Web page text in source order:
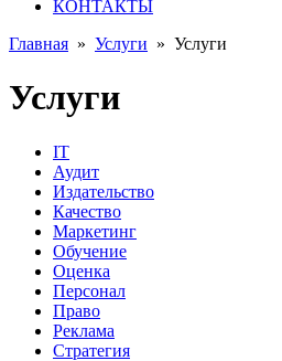
КОНТАКТЫ
Главная » Услуги » Услуги
Услуги
IT
Аудит
Издательство
Качество
Маркетинг
Обучение
Оценка
Персонал
Право
Реклама
Стратегия